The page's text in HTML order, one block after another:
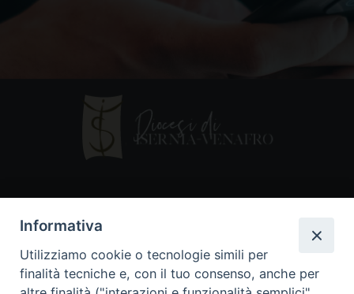
86170 Isernia
086550849
Informativa
Utilizziamo cookie o tecnologie simili per
finalità tecniche e, con il tuo consenso, anche per